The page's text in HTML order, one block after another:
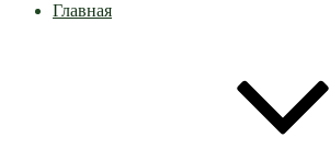
Главная